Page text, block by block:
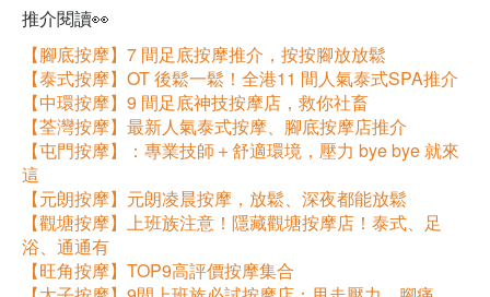
推介閱讀👀
【腳底按摩】7 間足底按摩推介，按按腳放放鬆
【泰式按摩】OT 後鬆一鬆！全港11 間人氣泰式SPA推介
【中環按摩】9 間足底神技按摩店，救你社畜
【荃灣按摩】最新人氣泰式按摩、腳底按摩店推介
【屯門按摩】：專業技師＋舒適環境，壓力 bye bye 就來
這
【元朗按摩】元朗凌晨按摩，放鬆、深夜都能放鬆
【觀塘按摩】上班族注意！隱藏觀塘按摩店！泰式、足
浴、通通有
【旺角按摩】TOP9高評價按摩集合